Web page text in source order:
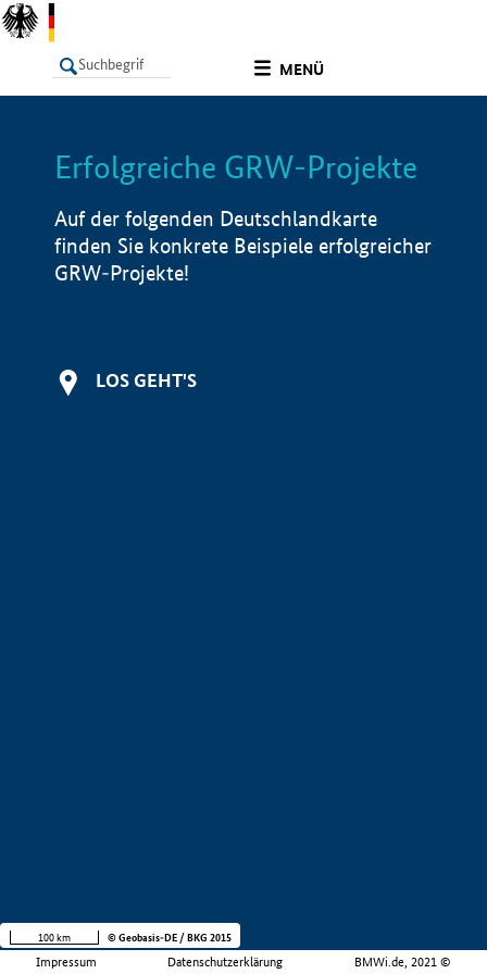
MENÜ
LISTE Info
Erfolgreiche GRW-Projekte
Auf der folgenden Deutschlandkarte
finden Sie konkrete Beispiele erfolgreicher
GRW-Projekte!
LOS GEHT'S
Impressum Datenschutzerklärung BMWi.de, 2021 ©
100 km © Geobasis-DE / BKG 2015